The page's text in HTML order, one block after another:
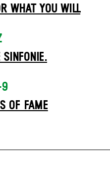
WHAT YOU WILL
OF FAME